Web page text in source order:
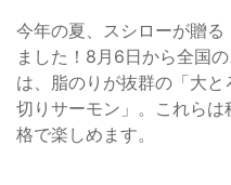
今年の夏、スシローが贈る
ました！8月6日から全国
は、脂のりが抜群の「大
切りサーモン」。これら
格で楽しめます。